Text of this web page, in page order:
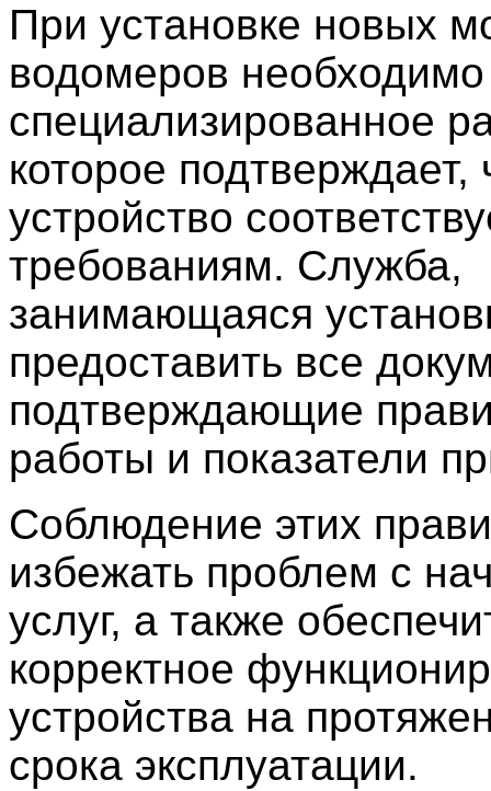
При установке новых
водомеров необходимо
специализированное
которое подтверждает,
устройство
требованиям. Служба,
занимающаяся
предоставить все
подтверждающие
работы и показатели
Соблюдение этих
избежать проблем с
услуг, а также
корректное
устройства на
срока эксплуатации.